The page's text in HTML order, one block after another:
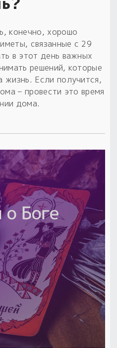
конечно, хорошо
связанные с 29
в этот день важных
решений, которые
Если получится,
– провести это время
дома.